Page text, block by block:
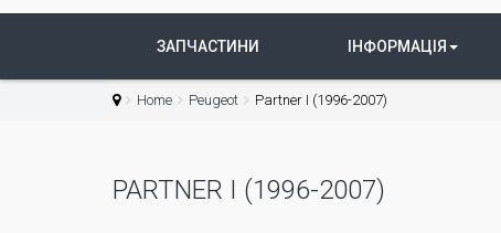
ЗАПЧАСТИНИ ІНФОРМАЦІЯ
Home Peugeot Partner I (1996-2007)
PARTNER I (1996-2007)